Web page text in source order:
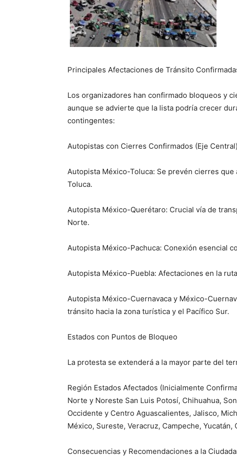
Principales Afectaciones de Tránsito
Los organizadores han confirmado bloqueos y
aunque se advierte que la lista podría crecer
contingentes:
Autopistas con Cierres Confirmados (Eje Central)
Autopista México-Toluca: Se prevén cierres
Toluca.
Autopista México-Querétaro: Crucial vía de
Norte.
Autopista México-Pachuca: Conexión esencial
Autopista México-Puebla: Afectaciones en la
Autopista México-Cuernavaca y México-
tránsito hacia la zona turística y el Pacífico Sur.
Estados con Puntos de Bloqueo
La protesta se extenderá a la mayor parte del
Región Estados Afectados (Inicialmente
Norte y Noreste San Luis Potosí, Chihuahua,
Occidente y Centro Aguascalientes, Jalisco,
México, Sureste, Veracruz, Campeche, Yucatán,
Consecuencias y Recomendaciones a la